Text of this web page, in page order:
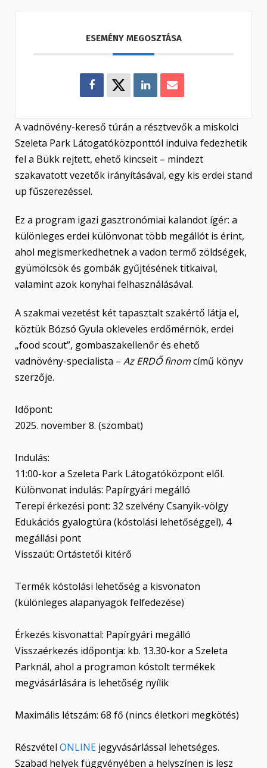
A vadnövény-kereső túrán a résztvevők a miskolci
Szeleta Park Látogatóközponttól indulva fedezhetik
fel a Bükk rejtett, ehető kincseit – mindezt
szakavatott vezetők irányításával, egy kis erdei stand
up fűszerezéssel.
Ez a program igazi gasztronómiai kalandot ígér: a
különleges erdei különvonat több megállót is érint,
ahol megismerkedhetnek a vadon termő zöldségek,
gyümölcsök és gombák gyűjtésének titkaival,
valamint azok konyhai felhasználásával.
A szakmai vezetést két tapasztalt szakértő látja el,
köztük Bózsó Gyula okleveles erdőmérnök, erdei
„food scout”, gombaszakellenőr és ehető
vadnövény-specialista – Az ERDŐ finomcímű könyv
szerzője.
Időpont:
2025. november 8. (szombat)
Indulás:
11:00-kor a Szeleta Park Látogatóközpont elől.
Különvonat indulás: Papírgyári megálló
Terepi érkezési pont: 32 szelvény Csanyik-völgy
Edukációs gyalogtúra (kóstolási lehetőséggel), 4
megállási pont
Visszaút: Ortástetői kitérő
Termék kóstolási lehetőség a kisvonaton
(különleges alapanyagok felfedezése)
Érkezés kisvonattal: Papírgyári megálló
Visszaérkezés időpontja: kb. 13.30-kor a Szeleta
Parknál, ahol a programon kóstolt termékek
megvásárlására is lehetőség nyílik
Maximális létszám: 68 fő (nincs életkori megkötés)
Részvétel ONLINE jegyvásárlással lehetséges.
Szabad helyek függvényében a helyszínen is lesz
ESEMÉNY MEGOSZTÁSA